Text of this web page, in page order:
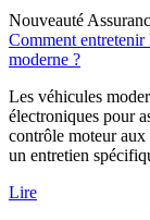
Nouveauté
Comment entretenir
moderne ?
Les véhicules
électroniques pour
contrôle moteur aux
un entretien
Lire